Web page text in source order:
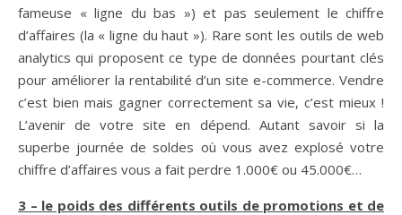
fameuse « ligne du bas ») et pas seulement le chiffre
d’affaires (la « ligne du haut »). Rare sont les outils de web
analytics qui proposent ce type de données pourtant clés
pour améliorer la rentabilité d’un site e-commerce. Vendre
c’est bien mais gagner correctement sa vie, c’est mieux !
L’avenir de votre site en dépend. Autant savoir si la
superbe journée de soldes où vous avez explosé votre
chiffre d’affaires vous a fait perdre 1.000€ ou 45.000€…
3 – le poids des différents outils de promotions et de